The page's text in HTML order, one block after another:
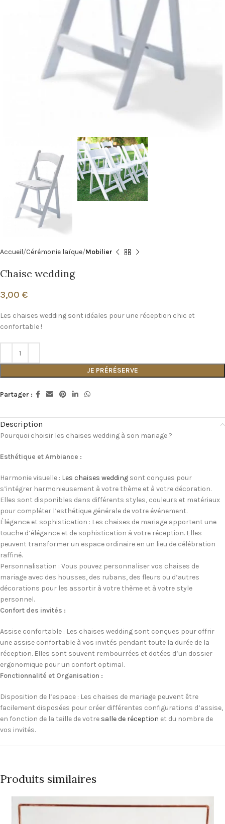
Accueil Cérémonie laïque Mobilier
Chaise wedding
3,00 €
Les chaises wedding sont idéales pour une réception chic et
confortable !
JE PRÉRÉSERVE
Partager :
Description
Pourquoi choisir les chaises wedding à son mariage ?
Esthétique et Ambiance :
Harmonie visuelle : Les chaises wedding sont conçues pour
s’intégrer harmonieusement à votre thème et à votre décoration.
Elles sont disponibles dans différents styles, couleurs et matériaux
pour compléter l’esthétique générale de votre événement.
Élégance et sophistication : Les chaises de mariage apportent une
touche d’élégance et de sophistication à votre réception. Elles
peuvent transformer un espace ordinaire en un lieu de célébration
raffiné.
Personnalisation : Vous pouvez personnaliser vos chaises de
mariage avec des housses, des rubans, des fleurs ou d’autres
décorations pour les assortir à votre thème et à votre style
personnel.
Confort des invités :
Assise confortable : Les chaises wedding sont conçues pour offrir
une assise confortable à vos invités pendant toute la durée de la
réception. Elles sont souvent rembourrées et dotées d’un dossier
ergonomique pour un confort optimal.
Fonctionnalité et Organisation :
Disposition de l’espace : Les chaises de mariage peuvent être
facilement disposées pour créer différentes configurations d’assise,
en fonction de la taille de votre salle de réception et du nombre de
vos invités.
Produits similaires